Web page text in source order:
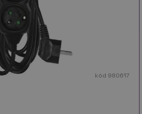
kód 980617